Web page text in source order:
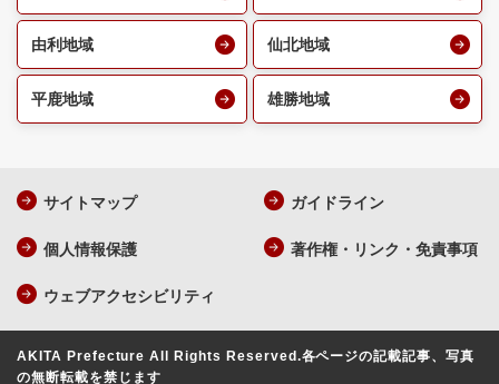
由利地域 仙北地域
平鹿地域 雄勝地域
サイトマップ ガイドライン
個人情報保護 著作権・リンク・免責事項
ウェブアクセシビリティ
AKITA Prefecture All Rights Reserved.各ページの記載記事、写真
の無断転載を禁じます